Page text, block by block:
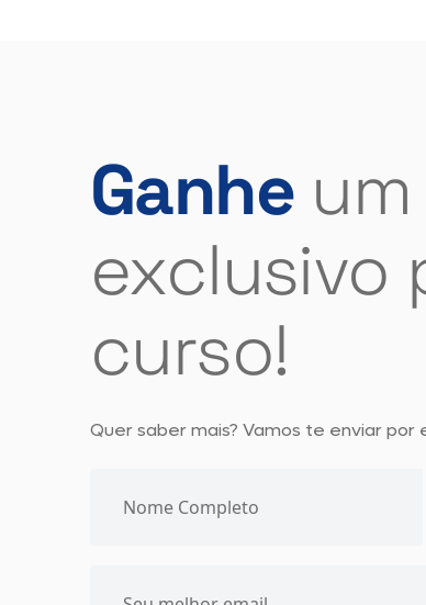
Ganhe um
exclusivo
curso!
Quer saber mais? Vamos te enviar por